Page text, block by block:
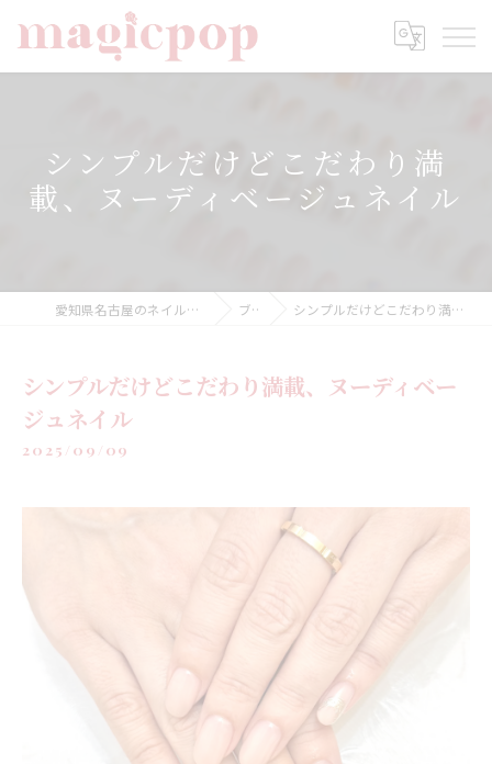
シンプルだけどこだわり満
載、ヌーディベージュネイル
愛知県名古屋のネイルならnailsalon magicpop ブログ シンプルだけどこだわり満載、ヌーディベージュネイル
シンプルだけどこだわり満載、ヌーディベー
ジュネイル
2025/09/09